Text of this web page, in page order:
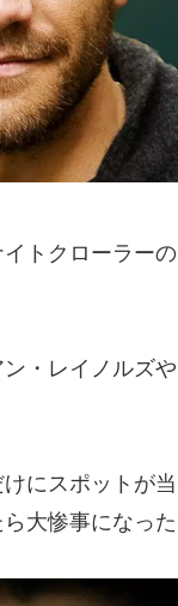
トクローラー
・レイノルズ
にスポットが
大惨事になった